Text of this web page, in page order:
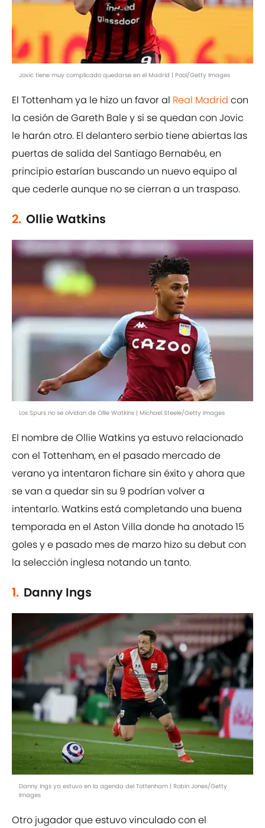
Jovic tiene muy complicado quedarse en el Madrid | Pool/Getty Images
El Tottenham ya le hizo un favor al Real Madrid con
la cesión de Gareth Bale y si se quedan con Jovic
le harán otro. El delantero serbio tiene abiertas las
puertas de salida del Santiago Bernabéu, en
principio estarían buscando un nuevo equipo al
que cederle aunque no se cierran a un traspaso.
2. Ollie Watkins
Los Spurs no se olvidan de Ollie Watkins | Michael Steele/Getty Images
El nombre de Ollie Watkins ya estuvo relacionado
con el Tottenham, en el pasado mercado de
verano ya intentaron fichare sin éxito y ahora que
se van a quedar sin su 9 podrían volver a
intentarlo. Watkins está completando una buena
temporada en el Aston Villa donde ha anotado 15
goles y e pasado mes de marzo hizo su debut con
la selección inglesa notando un tanto.
1. Danny Ings
Danny Ings ya estuvo en la agenda del Tottenham | Robin Jones/Getty
Images
Otro jugador que estuvo vinculado con el